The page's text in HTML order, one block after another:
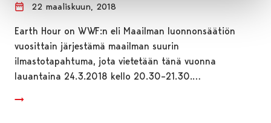
22 maaliskuun, 2018
Earth Hour on WWF:n eli Maailman luonnonsäätiön
vuosittain järjestämä maailman suurin
ilmastotapahtuma, jota vietetään tänä vuonna
lauantaina 24.3.2018 kello 20.30–21.30.…